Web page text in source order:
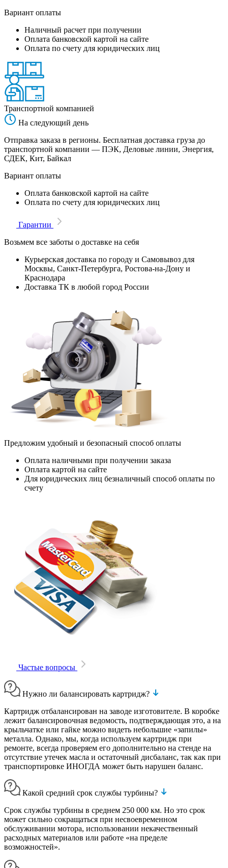
Вариант оплаты
Наличный расчет при получении
Оплата банковской картой на сайте
Оплата по счету для юридических лиц
Транспортной компанией
На следующий день
Отправка заказа в регионы. Бесплатная доставка груза до
транспортной компании — ПЭК, Деловые линии, Энергия,
СДЕК, Кит, Байкал
Вариант оплаты
Оплата банковской картой на сайте
Оплата по счету для юридических лиц
Гарантии
Возьмем все заботы о доставке на себя
Курьерская доставка по городу и Самовывоз для
Москвы, Санкт-Петербурга, Ростова-на-Дону и
Краснодара
Доставка ТК в любой город России
Предложим удобный и безопасный способ оплаты
Оплата наличными при получении заказа
Оплата картой на сайте
Для юридических лиц безналичный способ оплаты по
счету
Частые вопросы
Нужно ли балансировать картридж?
Картридж отбалансирован на заводе изготовителе. В коробке
лежит балансировочная ведомость, подтверждающая это, а на
крыльчатке или гайке можно видеть небольшие «запилы»
металла. Однако, мы, когда используем картридж при
ремонте, всегда проверяем его дополнительно на стенде на
отсутствие утечек масла и остаточный дисбаланс, так как при
транспортировке ИНОГДА может быть нарушен баланс.
Какой средний срок службы турбины?
Срок службы турбины в среднем 250 000 км. Но это срок
может сильно сокращаться при несвоевременном
обслуживании мотора, использовании некачественный
расходных материалов или работе «на пределе
возможностей».